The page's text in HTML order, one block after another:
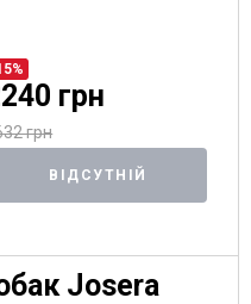
грн
грн
ВІДСУТНІЙ
Josera